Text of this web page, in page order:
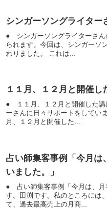
シンガーソングライター
● シンガーソングライターさん
られます。今回は、シンガーソ
わりました。 これは...
１１月、１２月と開催し
● １１月、１２月と開催した講
ーさんに日々サポートをしてい
月、１２月と開催した...
占い師集客事例「今月は
いました。」
● 占い師集客事例「今月は、月
す。田渕です。私のところには
て、過去最高売上の月商...